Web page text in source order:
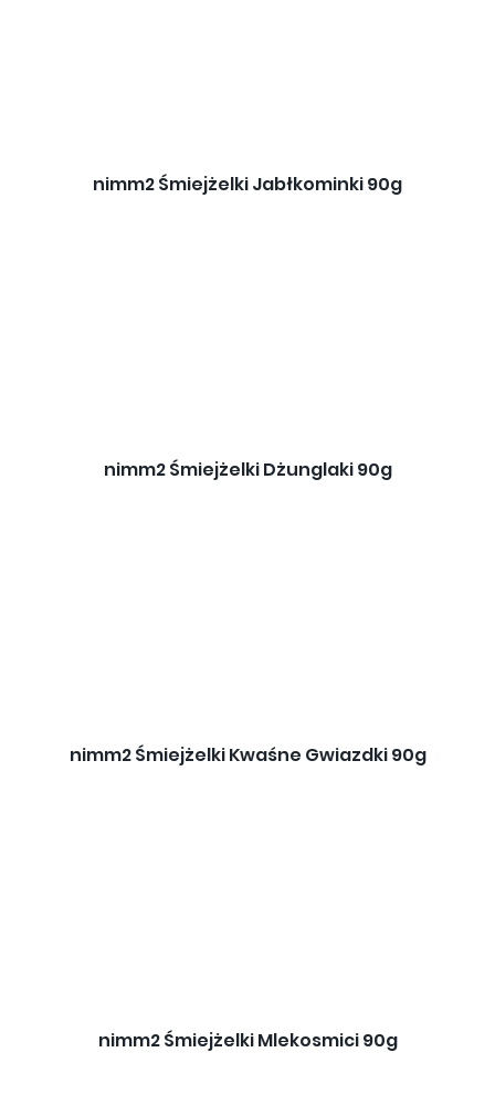
nimm2 Śmiejżelki Jabłkominki 90g
nimm2 Śmiejżelki Dżunglaki 90g
nimm2 Śmiejżelki Kwaśne Gwiazdki 90g
nimm2 Śmiejżelki Mlekosmici 90g